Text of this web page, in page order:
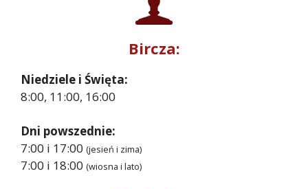
Bircza:
Niedziele i Święta:
8:00, 11:00, 16:00
Dni powszednie:
7:00 i 17:00 (jesień i zima)
7:00 i 18:00 (wiosna i lato)